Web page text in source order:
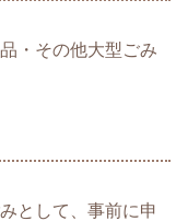
・その他大型ごみ
として、事前に申